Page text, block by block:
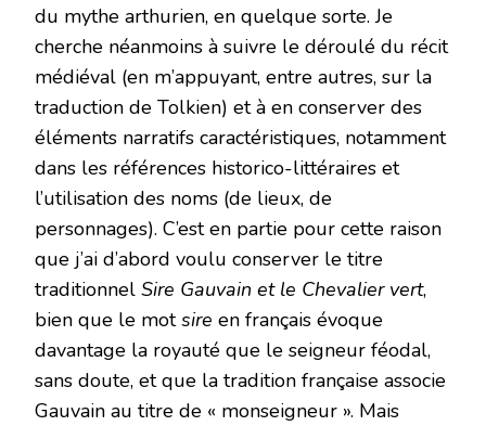
du mythe arthurien, en quelque sorte. Je
cherche néanmoins à suivre le déroulé du récit
médiéval (en m’appuyant, entre autres, sur la
traduction de Tolkien) et à en conserver des
éléments narratifs caractéristiques, notamment
dans les références historico-littéraires et
l’utilisation des noms (de lieux, de
personnages). C’est en partie pour cette raison
que j’ai d’abord voulu conserver le titre
traditionnel Sire Gauvain et le Chevalier vert,
bien que le motsire en français évoque
davantage la royauté que le seigneur féodal,
sans doute, et que la tradition française associe
Gauvain au titre de « monseigneur ». Mais